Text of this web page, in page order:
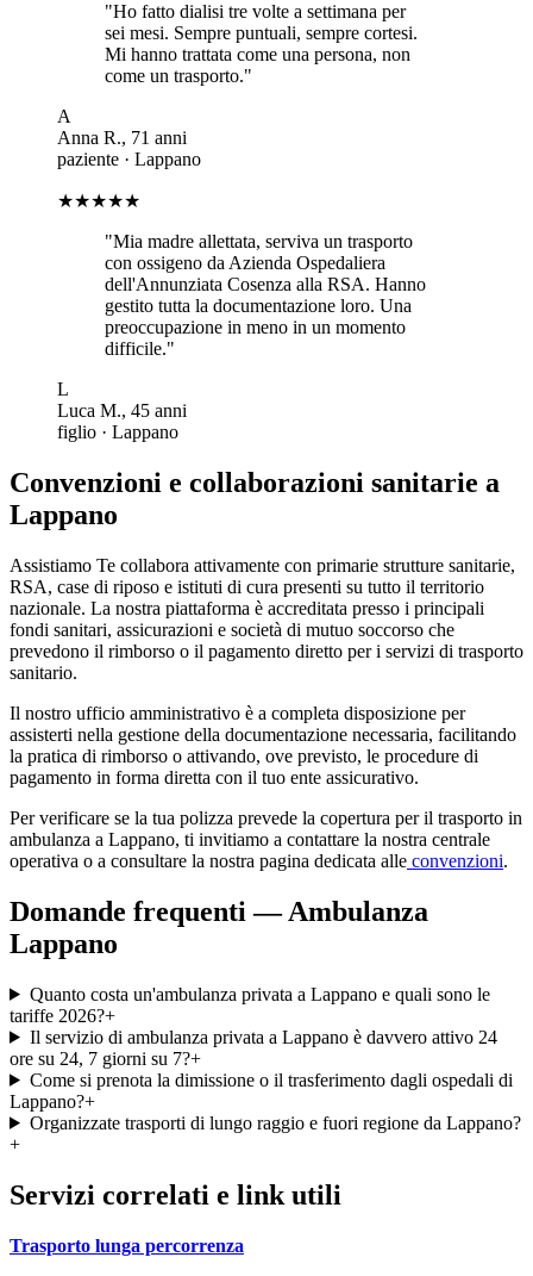
"Ho fatto dialisi tre volte a settimana per
sei mesi. Sempre puntuali, sempre cortesi.
Mi hanno trattata come una persona, non
come un trasporto."
A
Anna R., 71 anni
paziente · Lappano
★★★★★
"Mia madre allettata, serviva un trasporto
con ossigeno da Azienda Ospedaliera
dell'Annunziata Cosenza alla RSA. Hanno
gestito tutta la documentazione loro. Una
preoccupazione in meno in un momento
difficile."
L
Luca M., 45 anni
figlio · Lappano
Convenzioni e collaborazioni sanitarie a
Lappano
Assistiamo Te collabora attivamente con primarie strutture sanitarie,
RSA, case di riposo e istituti di cura presenti su tutto il territorio
nazionale. La nostra piattaforma è accreditata presso i principali
fondi sanitari, assicurazioni e società di mutuo soccorso che
prevedono il rimborso o il pagamento diretto per i servizi di trasporto
sanitario.
Il nostro ufficio amministrativo è a completa disposizione per
assisterti nella gestione della documentazione necessaria, facilitando
la pratica di rimborso o attivando, ove previsto, le procedure di
pagamento in forma diretta con il tuo ente assicurativo.
Per verificare se la tua polizza prevede la copertura per il trasporto in
ambulanza a Lappano, ti invitiamo a contattare la nostra centrale
operativa o a consultare la nostra pagina dedicata alle convenzioni.
Domande frequenti — Ambulanza
Lappano
Quanto costa un'ambulanza privata a Lappano e quali sono le
tariffe 2026?+
Il servizio di ambulanza privata a Lappano è davvero attivo 24
ore su 24, 7 giorni su 7?+
Come si prenota la dimissione o il trasferimento dagli ospedali di
Lappano?+
Organizzate trasporti di lungo raggio e fuori regione da Lappano?
+
Servizi correlati e link utili
Trasporto lunga percorrenza